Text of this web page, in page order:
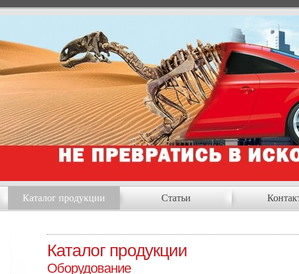
Каталог продукции Статьи
Каталог продукции
Оборудование